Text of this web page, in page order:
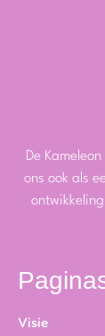
De
ons ook als
Visie